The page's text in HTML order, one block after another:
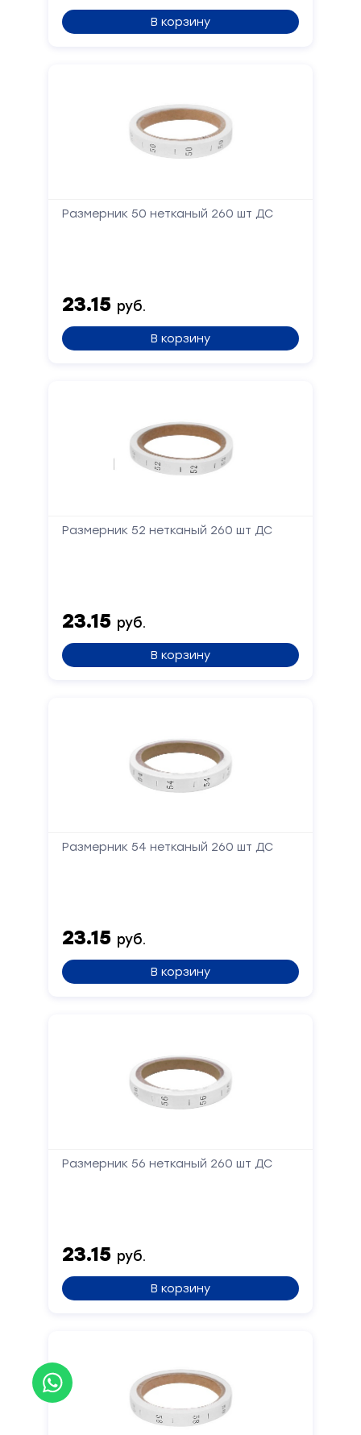
В корзину
Размерник 50 нетканый 260 шт ДС
23.15 руб.
В корзину
Размерник 52 нетканый 260 шт ДС
23.15 руб.
В корзину
Размерник 54 нетканый 260 шт ДС
23.15 руб.
В корзину
Размерник 56 нетканый 260 шт ДС
23.15 руб.
В корзину